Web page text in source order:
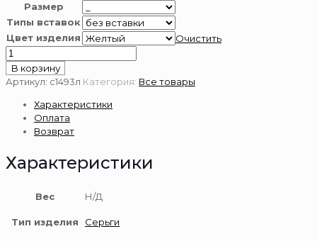
Размер
Типы вставок
Цвет изделия
Очистить
Количество
товара
Серьги
золота
пробы
В корзину
Артикул: с1493л Категория: Все товары
Характеристики
Оплата
Возврат
Характеристики
Вес Н/Д
Тип изделия Серьги